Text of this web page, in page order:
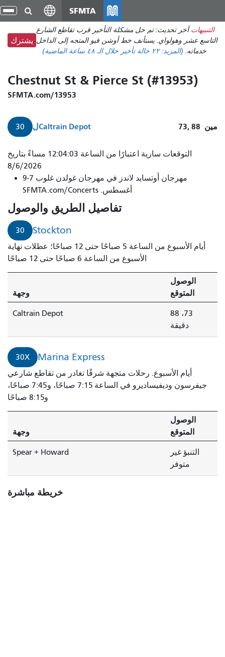
انتقل
إلى
المحتوى
الرئيسي
SFMTA
التنبيهات آخر تحديث: تم حل مشكلة التأخير قرب تقاطع الشارع
التاسع عشر وهولواي. يستأنف خط أوشن فيو المتجه إلى الداخل
خدماته. (المزيد:٢٢ حالة تأخير خلال الـ ٤٨ ساعة الماضية)
يشترك
Chestnut St & Pierce St (#13953)
SFMTA.com/13953
30 لCaltrain Depot 73, 88 مين
التوقعات سارية اعتبارًا من الساعة 12:04:03 مساءً بتاريخ
8/6/2026
مهرجان أوتسايد لاندز في مهرجان غولدن غلوب 7-9
أغسطس. SFMTA.com/Concerts
تفاصيل الطريق والوصول
30 Stockton
أيام الأسبوع من الساعة 5 صباحًا حتى 12 صباحًا؛ عطلات نهاية
الأسبوع من الساعة 6 صباحًا حتى 12 صباحًا
وجهة
الوصول
المتوقع
Caltrain Depot
73، 88
دقيقة
30X Marina Express
أيام الأسبوع. رحلات متجهة شرقًا تغادر من تقاطع شارعي
جيفرسون وديفيساديرو في الساعة 7:15 صباحًا، و7:45 صباحًا،
و8:15 صباحًا
وجهة
الوصول
المتوقع
Spear + Howard
التنبؤ غير
متوفر
خريطة مباشرة